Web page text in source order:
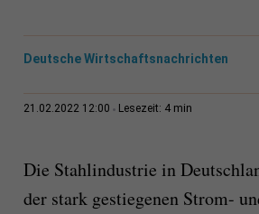
Deutsche Wirtschaftsnachrichten
21.02.2022 12:00 Lesezeit: 4 min
Die Stahlindustrie in
der stark gestiegenen Strom-